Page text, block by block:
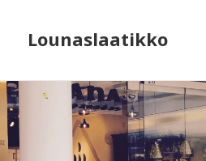
Lounaslaatikko